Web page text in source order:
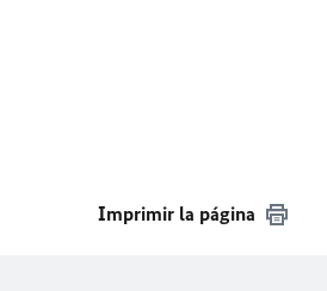
Imprimir la página